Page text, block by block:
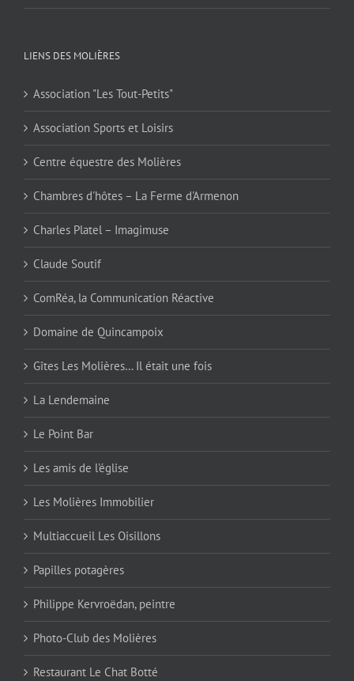
LIENS DES MOLIÈRES
Association "Les Tout-Petits"
Association Sports et Loisirs
Centre équestre des Molières
Chambres d'hôtes – La Ferme d'Armenon
Charles Platel – Imagimuse
Claude Soutif
ComRéa, la Communication Réactive
Domaine de Quincampoix
Gîtes Les Molières… Il était une fois
La Lendemaine
Le Point Bar
Les amis de l'église
Les Molières Immobilier
Multiaccueil Les Oisillons
Papilles potagères
Philippe Kervroëdan, peintre
Photo-Club des Molières
Restaurant Le Chat Botté